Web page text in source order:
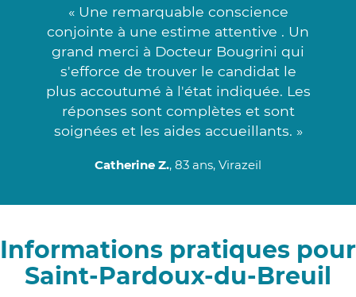
« Une remarquable conscience
conjointe à une estime attentive . Un
grand merci à Docteur Bougrini qui
s'efforce de trouver le candidat le
plus accoutumé à l'état indiquée. Les
réponses sont complètes et sont
soignées et les aides accueillants. »
Catherine Z., 83 ans, Virazeil
Informations pratiques pour
Saint-Pardoux-du-Breuil